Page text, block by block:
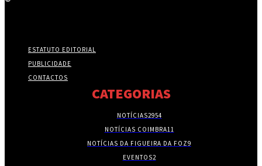
ESTATUTO EDITORIAL
PUBLICIDADE
CONTACTOS
CATEGORIAS
NOTÍCIAS2954
NOTÍCIAS COIMBRA11
NOTÍCIAS DA FIGUEIRA DA FOZ9
EVENTOS2